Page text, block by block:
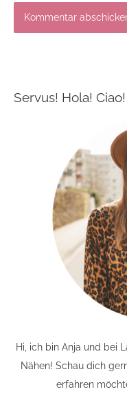
Servus! Hola! Ciao!
Hi, ich bin Anja und bei
Nähen! Schau dich
erfahren